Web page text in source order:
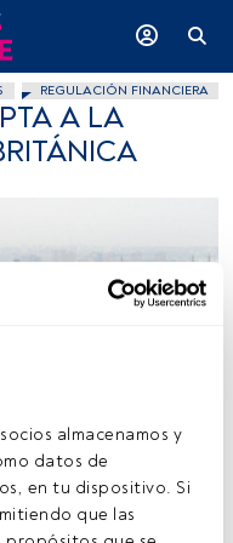
socios almacenamos y
datos de
en tu dispositivo. Si
que las
REGULACIÓN FINANCIERA
A LA